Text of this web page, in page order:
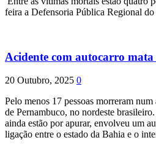
feira a Defensoria Pública Regional do
Acidente com autocarro mata
20 Outubro, 2025 0
Pelo menos 17 pessoas morreram
de Pernambuco, no nordeste
ainda estão por apurar, envolveu um
ligação entre o estado da Bahia e o